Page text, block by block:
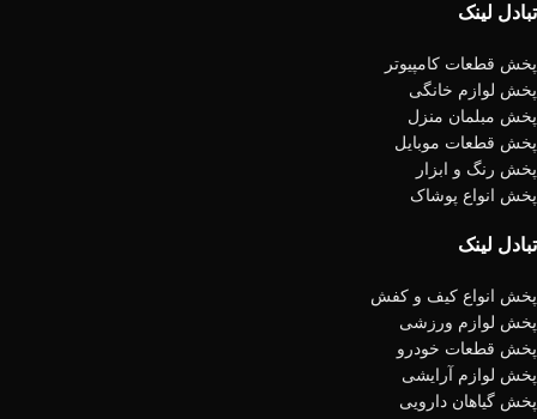
تبادل لینک
پخش قطعات کامپیوتر
پخش لوازم خانگی
پخش مبلمان منزل
پخش قطعات موبایل
پخش رنگ و ابزار
پخش انواع پوشاک
تبادل لینک
پخش انواع کیف و کفش
پخش لوازم ورزشی
پخش قطعات خودرو
پخش لوازم آرایشی
پخش گیاهان دارویی